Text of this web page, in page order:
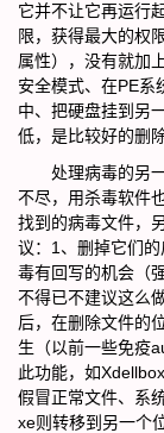
它并不让它再运行
限，获得最大的权
属性），没有就加
安全模式、在PE系
中、把硬盘挂到另
低，是比较好的删
处理病毒的另一
不尽，用杀毒软件
找到的病毒文件，
议：1、删掉它们
毒有回写的机会（
不得已不建议这么
后，在删除文件的
生（以前一些免疫
此功能，如
假冒正常文件、系
xe则转移到另一个